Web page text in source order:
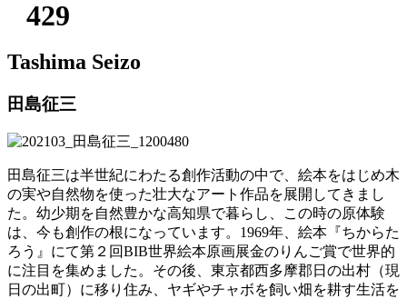
Tashima Seizo
田島征三
田島征三は半世紀にわたる創作活動の中で、絵本をはじめ木
の実や自然物を使った壮大なアート作品を展開してきまし
た。幼少期を自然豊かな高知県で暮らし、この時の原体験
は、今も創作の根になっています。1969年、絵本『ちからた
ろう』にて第２回BIB世界絵本原画展金のりんご賞で世界的
に注目を集めました。その後、東京都西多摩郡日の出村（現
日の出町）に移り住み、ヤギやチャボを飼い畑を耕す生活を